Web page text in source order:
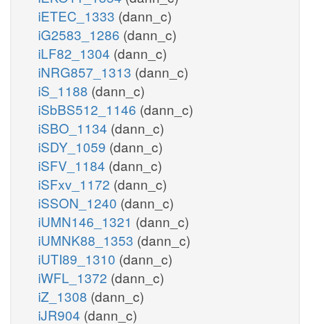
iETEC_1333 (dann_c)
iG2583_1286 (dann_c)
iLF82_1304 (dann_c)
iNRG857_1313 (dann_c)
iS_1188 (dann_c)
iSbBS512_1146 (dann_c)
iSBO_1134 (dann_c)
iSDY_1059 (dann_c)
iSFV_1184 (dann_c)
iSFxv_1172 (dann_c)
iSSON_1240 (dann_c)
iUMN146_1321 (dann_c)
iUMNK88_1353 (dann_c)
iUTI89_1310 (dann_c)
iWFL_1372 (dann_c)
iZ_1308 (dann_c)
iJR904 (dann_c)